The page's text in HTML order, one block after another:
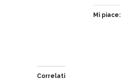
Mi piace:
Correlati